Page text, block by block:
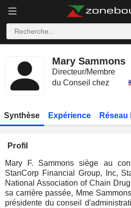
Mary Sammons
Directeur/Membre
du Conseil chez
Synthèse Expérience Réseau
Profil
Mary F. Sammons siège au
StanCorp Financial Group, Inc,
National Association of Chain
sa carrière passée, Mme
présidente du conseil